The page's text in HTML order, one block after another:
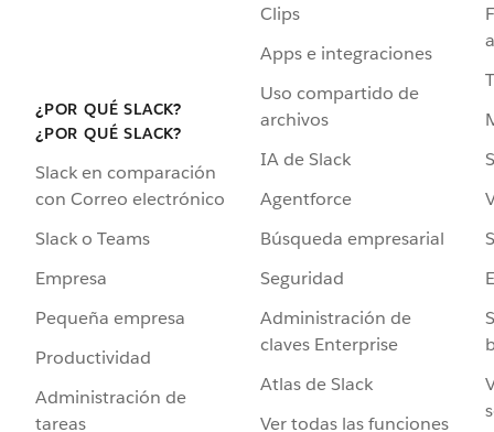
¿POR QUÉ SLACK?
¿POR QUÉ SLACK?
Slack en comparación
con Correo electrónico
Slack o Teams
Empresa
Pequeña empresa
Productividad
Administración de
tareas
Clips
Apps e integraciones
Uso compartido de
archivos
IA de Slack
Agentforce
Búsqueda empresarial
Seguridad
Administración de
claves Enterprise
Atlas de Slack
Ver todas las funciones